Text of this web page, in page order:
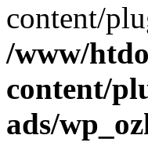
content/
/www/
content/
ads/